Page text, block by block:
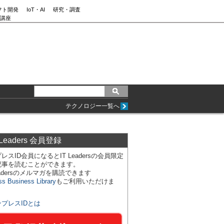
ト開発 IoT・AI
研究・調査
座
テクノロジー一覧へ
会員登録
スID会員になるとIT Leadersの会員限定
を読むことができます。
のメルマガを購読できます
Business Libraryもご利用いただけま
プレスIDとは